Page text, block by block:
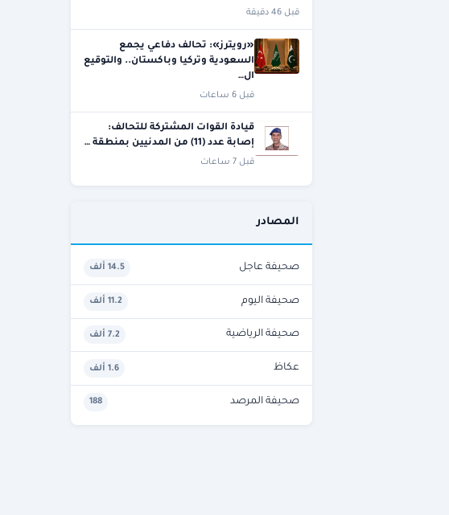
قبل 46 دقيقة
«رويترز»: تحالف دفاعي يجمع
السعودية وتركيا وباكستان.. والتوقيع
ال…
قبل 6 ساعات
قيادة القوات المشتركة للتحالف:
إصابة عدد (11) من المدنيين بمنطقة …
قبل 7 ساعات
المصادر
صحيفة عاجل 14.5 ألف
صحيفة اليوم 11.2 ألف
صحيفة الرياضية 7.2 ألف
عكاظ 1.6 ألف
صحيفة المرصد 188